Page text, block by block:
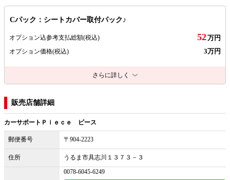
Cパック：シートカバー取付パック♪
オプション込参考支払総額(税込) 52万円
オプション価格(税込) 3万円
さらに詳しく
販売店舗詳細
カーサポートＰｉｅｃｅ ピース
郵便番号 〒904-2223
住所 うるま市具志川１３７３－３
0078-6045-6249